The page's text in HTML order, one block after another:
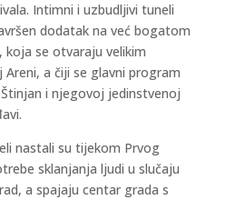
Intimni i uzbudljivi tuneli
dodatak na već bogatom
koja se otvaraju velikim
a čiji se glavni program
i njegovoj jedinstvenoj
nastali su tijekom Prvog
sklanjanja ljudi u slučaju
a spajaju centar grada s